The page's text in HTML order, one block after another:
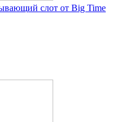
слот от Big Time